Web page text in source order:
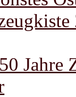
Jahre